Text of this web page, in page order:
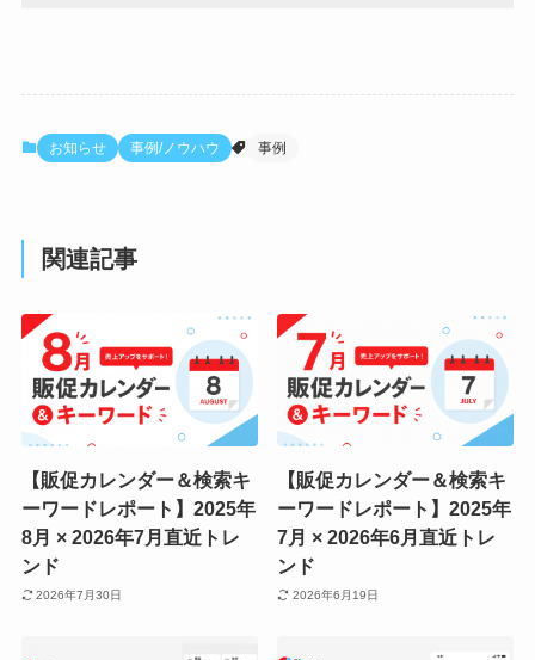
お知らせ 事例/ノウハウ 事例
関連記事
【販促カレンダー＆検索キ
ーワードレポート】2025年
8月 × 2026年7月直近トレ
ンド
2026年7月30日
【販促カレンダー＆検索キ
ーワードレポート】2025年
7月 × 2026年6月直近トレ
ンド
2026年6月19日